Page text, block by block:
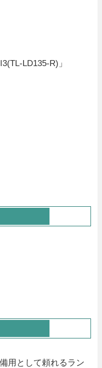
LD135-R)」
用として頼れるラン